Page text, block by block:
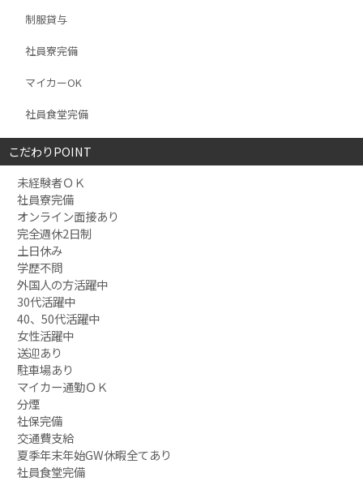
制服貸与
社員寮完備
マイカーOK
社員食堂完備
こだわりPOINT
未経験者ＯＫ
社員寮完備
オンライン面接あり
完全週休2日制
土日休み
学歴不問
外国人の方活躍中
30代活躍中
40、50代活躍中
女性活躍中
送迎あり
駐車場あり
マイカー通勤ＯＫ
分煙
社保完備
交通費支給
夏季年末年始GW休暇全てあり
社員食堂完備